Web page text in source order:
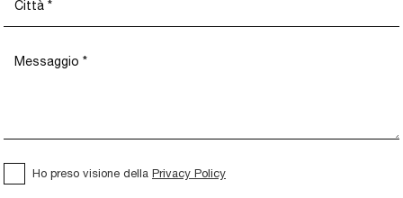
Ho preso visione della Privacy Policy